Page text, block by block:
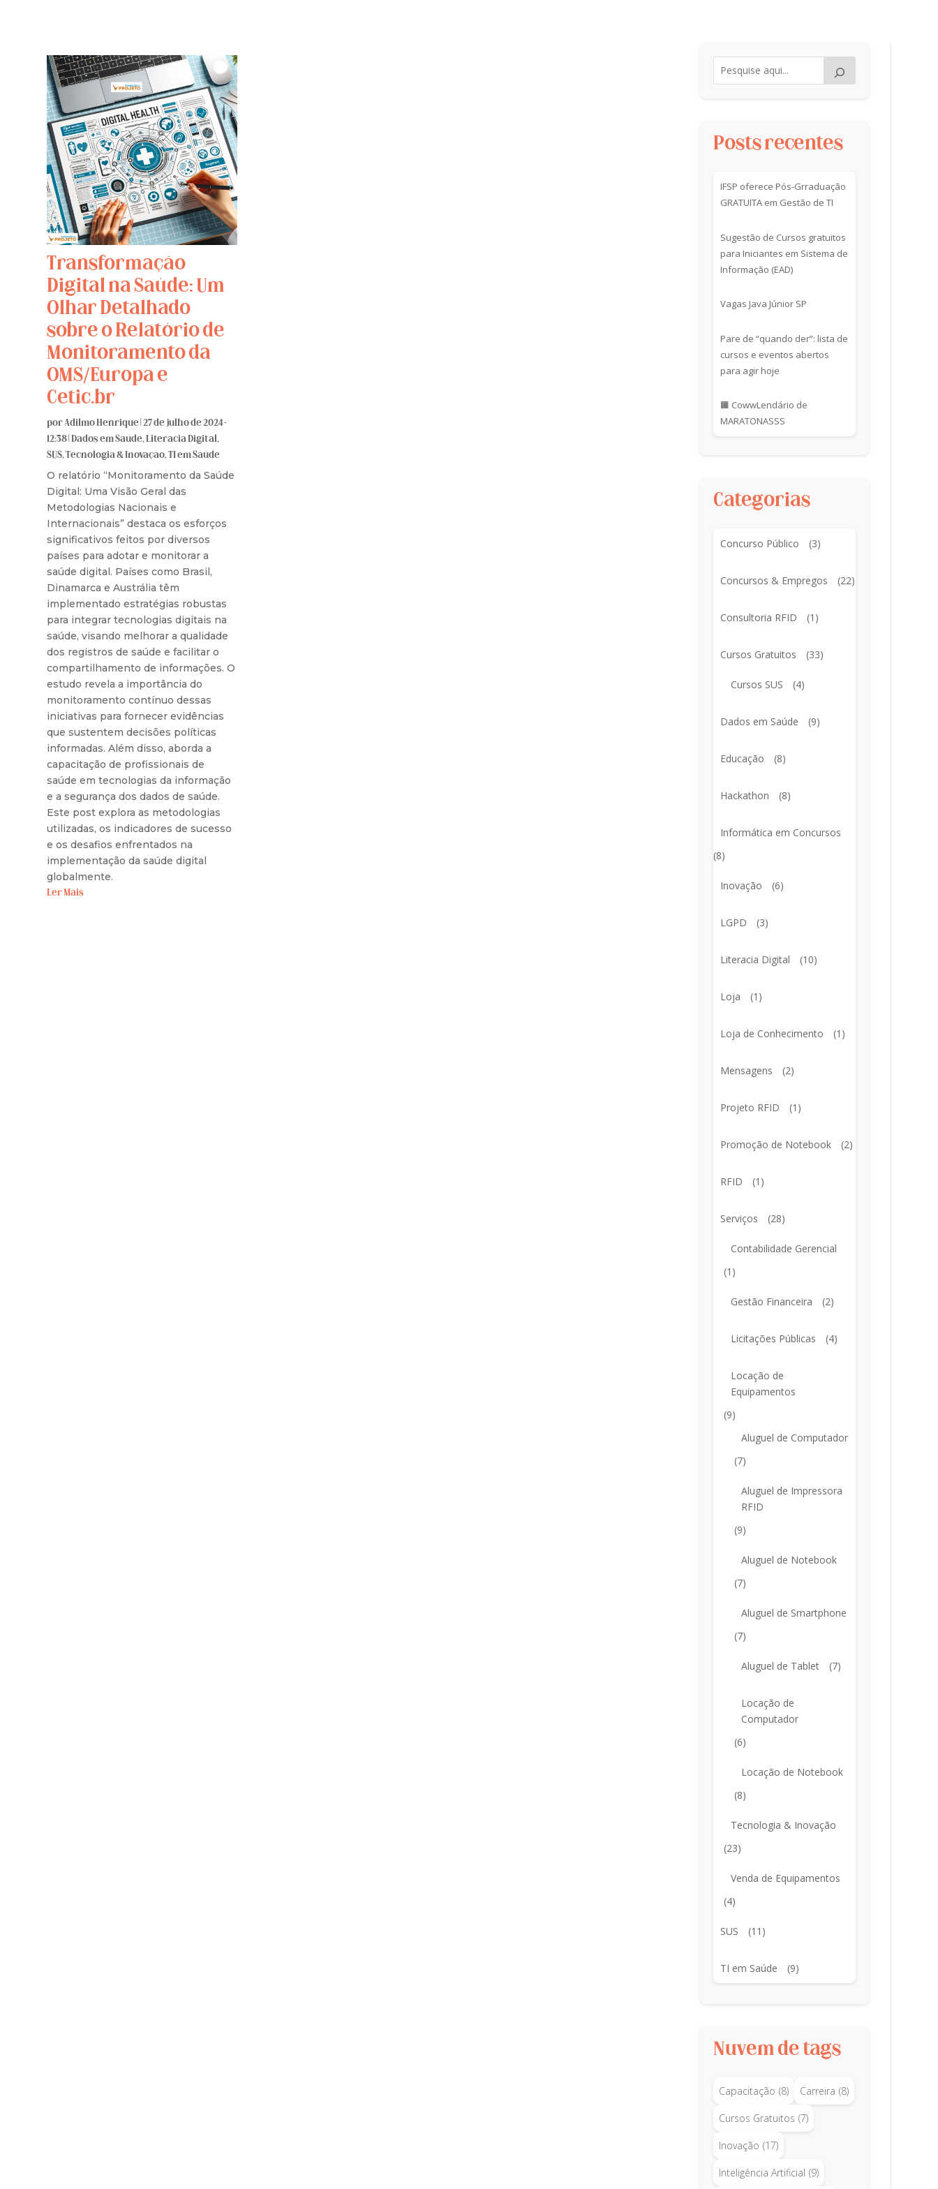
Transformação
Digital na Saúde: Um
Olhar Detalhado
sobre o Relatório de
Monitoramento da
OMS/Europa e
Cetic.br
porAdilmo Henrique|27 de julho de 2024 -
12:38|Dados em Saúde,Literacia Digital,
SUS,Tecnologia & Inovação,TI em Saúde
O relatório “Monitoramento da Saúde
Digital: Uma Visão Geral das
Metodologias Nacionais e
Internacionais” destaca os esforços
significativos feitos por diversos
países para adotar e monitorar a
saúde digital. Países como Brasil,
Dinamarca e Austrália têm
implementado estratégias robustas
para integrar tecnologias digitais na
saúde, visando melhorar a qualidade
dos registros de saúde e facilitar o
compartilhamento de informações. O
estudo revela a importância do
monitoramento contínuo dessas
iniciativas para fornecer evidências
que sustentem decisões políticas
informadas. Além disso, aborda a
capacitação de profissionais de
saúde em tecnologias da informação
e a segurança dos dados de saúde.
Este post explora as metodologias
utilizadas, os indicadores de sucesso
e os desafios enfrentados na
implementação da saúde digital
globalmente.
Ler Mais
Posts recentes
IFSP oferece Pós-Grraduação
GRATUITA em Gestão de TI
Sugestão de Cursos gratuitos
para Iniciantes em Sistema de
Informação (EAD)
Vagas Java Júnior SP
Pare de “quando der”: lista de
cursos e eventos abertos
para agir hoje
🟧 CowwLendário de
MARATONASSS
Categorias
Concurso Público (3)
Concursos & Empregos (22)
Consultoria RFID (1)
Cursos Gratuitos (33)
Cursos SUS (4)
Dados em Saúde (9)
Educação (8)
Hackathon (8)
Informática em Concursos
(8)
Inovação (6)
LGPD (3)
Literacia Digital (10)
Loja (1)
Loja de Conhecimento (1)
Mensagens (2)
Projeto RFID (1)
Promoção de Notebook (2)
RFID (1)
Serviços (28)
Contabilidade Gerencial
(1)
Gestão Financeira (2)
Licitações Públicas (4)
Locação de
Equipamentos
(9)
Aluguel de Computador
(7)
Aluguel de Impressora
RFID
(9)
Aluguel de Notebook
(7)
Aluguel de Smartphone
(7)
Aluguel de Tablet (7)
Locação de
Computador
(6)
Locação de Notebook
(8)
Tecnologia & Inovação
(23)
Venda de Equipamentos
(4)
SUS (11)
TI em Saúde (9)
Nuvem de tags
Capacitação (8) Carreira (8)
Cursos Gratuitos (7)
Inovação (17)
Inteligência Artificial (9)